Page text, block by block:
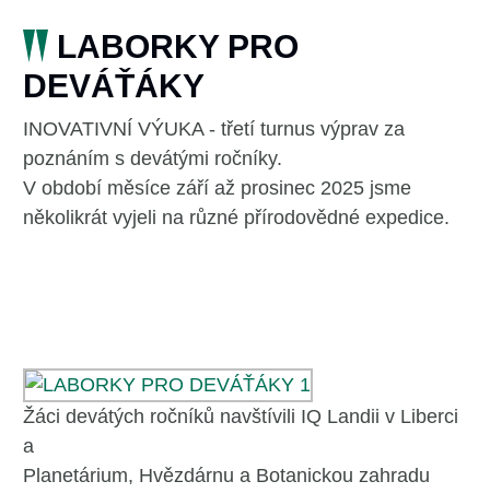
LABORKY PRO
DEVÁŤÁKY
INOVATIVNÍ VÝUKA - třetí turnus výprav za
poznáním s devátými ročníky.
V období měsíce září až prosinec 2025 jsme
několikrát vyjeli na různé přírodovědné expedice.
Žáci devátých ročníků navštívili IQ Landii v Liberci
a
Planetárium, Hvězdárnu a Botanickou zahradu